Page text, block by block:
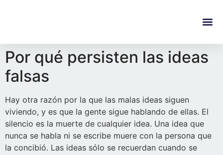
Por qué persisten las ideas
falsas
Hay otra razón por la que las malas ideas siguen
viviendo, y es que la gente sigue hablando de ellas. El
silencio es la muerte de cualquier idea. Una idea que
nunca se habla ni se escribe muere con la persona que
la concibió. Las ideas sólo se recuerdan cuando se